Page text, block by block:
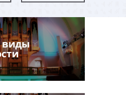
виды